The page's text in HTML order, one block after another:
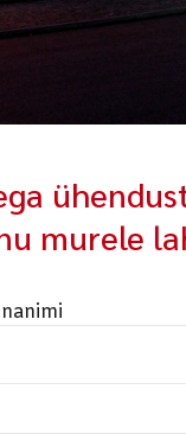
murele